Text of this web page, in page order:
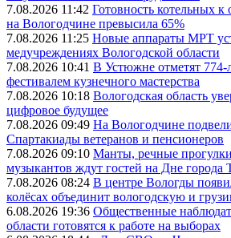
7.08.2026 11:42 Готовность котельных к
на Вологодчине превысила 65%
7.08.2026 11:25 Новые аппараты МРТ
медучреждениях Вологодской области
7.08.2026 10:41 В Устюжне отметят 774-
фестивалем кузнечного мастерства
7.08.2026 10:18 Вологодская область
цифровое будущее
7.08.2026 09:49 На Вологодчине
Спартакиады ветеранов и пенсионеров
7.08.2026 09:10 Манты, речные
музыкантов ждут гостей на Дне города
7.08.2026 08:24 В центре Вологды
колёсах объединит вологодскую и
6.08.2026 19:36 Общественные
области готовятся к работе на выборах